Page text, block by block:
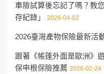
車險試算後忘記了嗎？教
存紀錄」
2026-04-02
2026臺灣產物保險最新活
跟著《帳篷外面是歐洲》
保申根保險推薦 2026-02-24